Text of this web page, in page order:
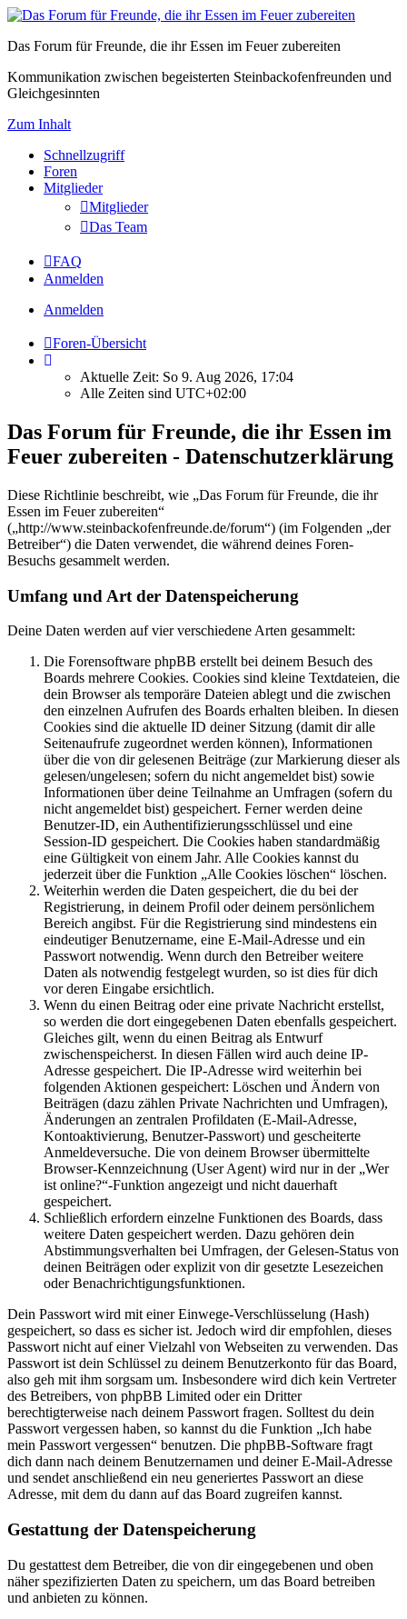
Das Forum für Freunde, die ihr Essen im Feuer zubereiten
Kommunikation zwischen begeisterten Steinbackofenfreunden und
Gleichgesinnten
Zum Inhalt
Schnellzugriff
Foren
Mitglieder
Mitglieder
Das Team
FAQ
Anmelden
Anmelden
Foren-Übersicht
Aktuelle Zeit: So 9. Aug 2026, 17:04
Alle Zeiten sind UTC+02:00
Das Forum für Freunde, die ihr Essen im
Feuer zubereiten - Datenschutzerklärung
Diese Richtlinie beschreibt, wie „Das Forum für Freunde, die ihr
Essen im Feuer zubereiten“
(„http://www.steinbackofenfreunde.de/forum“) (im Folgenden „der
Betreiber“) die Daten verwendet, die während deines Foren-
Besuchs gesammelt werden.
Umfang und Art der Datenspeicherung
Deine Daten werden auf vier verschiedene Arten gesammelt:
Die Forensoftware phpBB erstellt bei deinem Besuch des
Boards mehrere Cookies. Cookies sind kleine Textdateien, die
dein Browser als temporäre Dateien ablegt und die zwischen
den einzelnen Aufrufen des Boards erhalten bleiben. In diesen
Cookies sind die aktuelle ID deiner Sitzung (damit dir alle
Seitenaufrufe zugeordnet werden können), Informationen
über die von dir gelesenen Beiträge (zur Markierung dieser als
gelesen/ungelesen; sofern du nicht angemeldet bist) sowie
Informationen über deine Teilnahme an Umfragen (sofern du
nicht angemeldet bist) gespeichert. Ferner werden deine
Benutzer-ID, ein Authentifizierungsschlüssel und eine
Session-ID gespeichert. Die Cookies haben standardmäßig
eine Gültigkeit von einem Jahr. Alle Cookies kannst du
jederzeit über die Funktion „Alle Cookies löschen“ löschen.
Weiterhin werden die Daten gespeichert, die du bei der
Registrierung, in deinem Profil oder deinem persönlichem
Bereich angibst. Für die Registrierung sind mindestens ein
eindeutiger Benutzername, eine E-Mail-Adresse und ein
Passwort notwendig. Wenn durch den Betreiber weitere
Daten als notwendig festgelegt wurden, so ist dies für dich
vor deren Eingabe ersichtlich.
Wenn du einen Beitrag oder eine private Nachricht erstellst,
so werden die dort eingegebenen Daten ebenfalls gespeichert.
Gleiches gilt, wenn du einen Beitrag als Entwurf
zwischenspeicherst. In diesen Fällen wird auch deine IP-
Adresse gespeichert. Die IP-Adresse wird weiterhin bei
folgenden Aktionen gespeichert: Löschen und Ändern von
Beiträgen (dazu zählen Private Nachrichten und Umfragen),
Änderungen an zentralen Profildaten (E-Mail-Adresse,
Kontoaktivierung, Benutzer-Passwort) und gescheiterte
Anmeldeversuche. Die von deinem Browser übermittelte
Browser-Kennzeichnung (User Agent) wird nur in der „Wer
ist online?“-Funktion angezeigt und nicht dauerhaft
gespeichert.
Schließlich erfordern einzelne Funktionen des Boards, dass
weitere Daten gespeichert werden. Dazu gehören dein
Abstimmungsverhalten bei Umfragen, der Gelesen-Status von
deinen Beiträgen oder explizit von dir gesetzte Lesezeichen
oder Benachrichtigungsfunktionen.
Dein Passwort wird mit einer Einwege-Verschlüsselung (Hash)
gespeichert, so dass es sicher ist. Jedoch wird dir empfohlen, dieses
Passwort nicht auf einer Vielzahl von Webseiten zu verwenden. Das
Passwort ist dein Schlüssel zu deinem Benutzerkonto für das Board,
also geh mit ihm sorgsam um. Insbesondere wird dich kein Vertreter
des Betreibers, von phpBB Limited oder ein Dritter
berechtigterweise nach deinem Passwort fragen. Solltest du dein
Passwort vergessen haben, so kannst du die Funktion „Ich habe
mein Passwort vergessen“ benutzen. Die phpBB-Software fragt
dich dann nach deinem Benutzernamen und deiner E-Mail-Adresse
und sendet anschließend ein neu generiertes Passwort an diese
Adresse, mit dem du dann auf das Board zugreifen kannst.
Gestattung der Datenspeicherung
Du gestattest dem Betreiber, die von dir eingegebenen und oben
näher spezifizierten Daten zu speichern, um das Board betreiben
und anbieten zu können.